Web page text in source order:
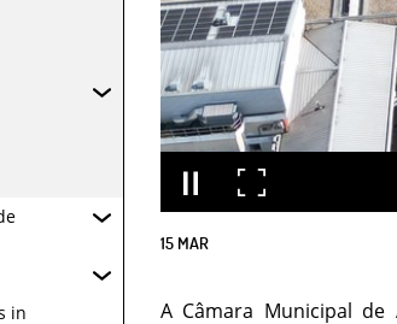
in
15 MAR
A Câmara Municipal